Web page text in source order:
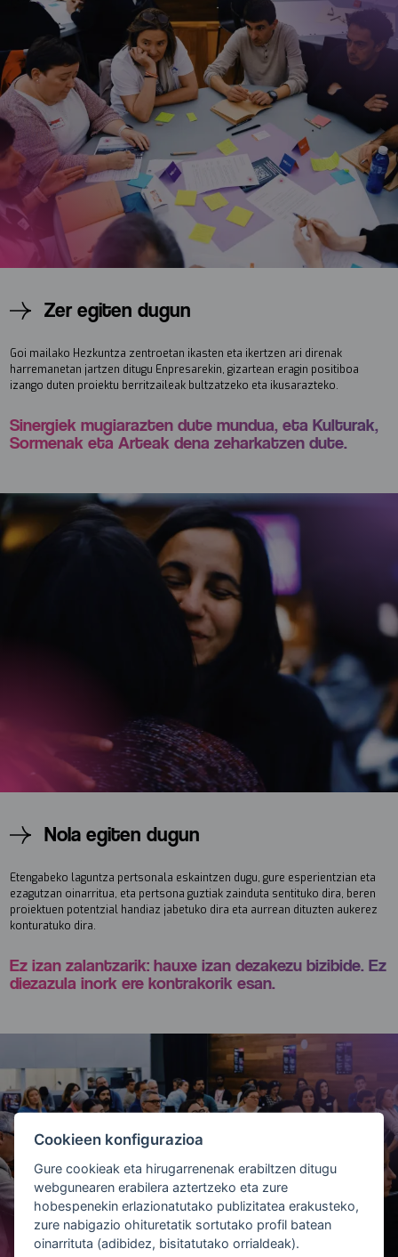
Zer egiten dugun
Goi mailako Hezkuntza zentroetan ikasten eta ikertzen ari direnak
harremanetan jartzen ditugu Enpresarekin, gizartean eragin positiboa
izango duten proiektu berritzaileak bultzatzeko eta ikusarazteko.
Sinergiek mugiarazten dute mundua, eta Kulturak,
Sormenak eta Arteak dena zeharkatzen dute.
Nola egiten dugun
Etengabeko laguntza pertsonala eskaintzen dugu, gure esperientzian eta
ezagutzan oinarritua, eta pertsona guztiak zainduta sentituko dira, beren
proiektuen potentzial handiaz jabetuko dira eta aurrean dituzten aukerez
konturatuko dira.
Ez izan zalantzarik: hauxe izan dezakezu bizibide. Ez
diezazula inork ere kontrakorik esan.
Cookieen konfigurazioa
Gure cookieak eta hirugarrenenak erabiltzen ditugu
webgunearen erabilera aztertzeko eta zure
hobespenekin erlazionatutako publizitatea erakusteko,
zure nabigazio ohituretatik sortutako profil batean
oinarrituta (adibidez, bisitatutako orrialdeak).